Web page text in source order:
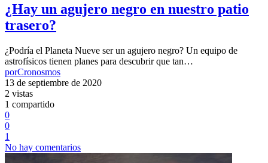
¿Hay un agujero negro en nuestro patio
trasero?
¿Podría el Planeta Nueve ser un agujero negro? Un equipo de
astrofísicos tienen planes para descubrir que tan…
porCronosmos
13 de septiembre de 2020
2 vistas
1 compartido
0
0
1
No hay comentarios